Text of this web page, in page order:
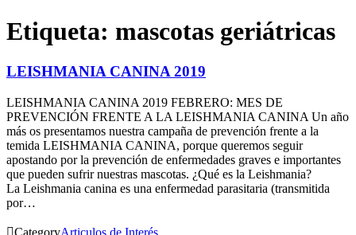
Etiqueta: mascotas geriátricas
LEISHMANIA CANINA 2019
LEISHMANIA CANINA 2019 FEBRERO: MES DE
PREVENCIÓN FRENTE A LA LEISHMANIA CANINA Un año
más os presentamos nuestra campaña de prevención frente a la
temida LEISHMANIA CANINA, porque queremos seguir
apostando por la prevención de enfermedades graves e importantes
que pueden sufrir nuestras mascotas. ¿Qué es la Leishmania?
La Leishmania canina es una enfermedad parasitaria (transmitida
por…
CategoryArticulos de Interés